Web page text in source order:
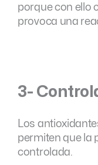
porque con ello
provoca una
3-
Los
permiten que la
controlada.